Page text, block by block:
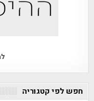
חפש לפי קטגוריה